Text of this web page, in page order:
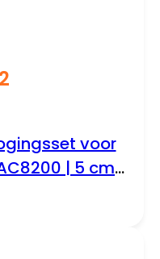
voor
| 5 cm